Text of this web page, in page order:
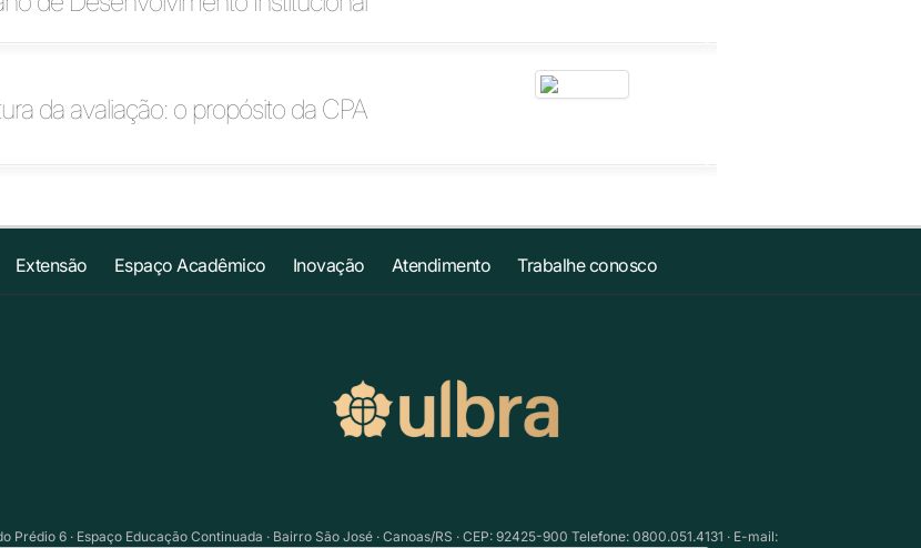
da avaliação: o propósito da CPA
Extensão Espaço Acadêmico Inovação Atendimento Trabalhe conosco
Prédio 6 · Espaço Educação Continuada · Bairro São José · Canoas/RS · CEP: 92425-900 Telefone: 0800.051.4131 · E-mail: